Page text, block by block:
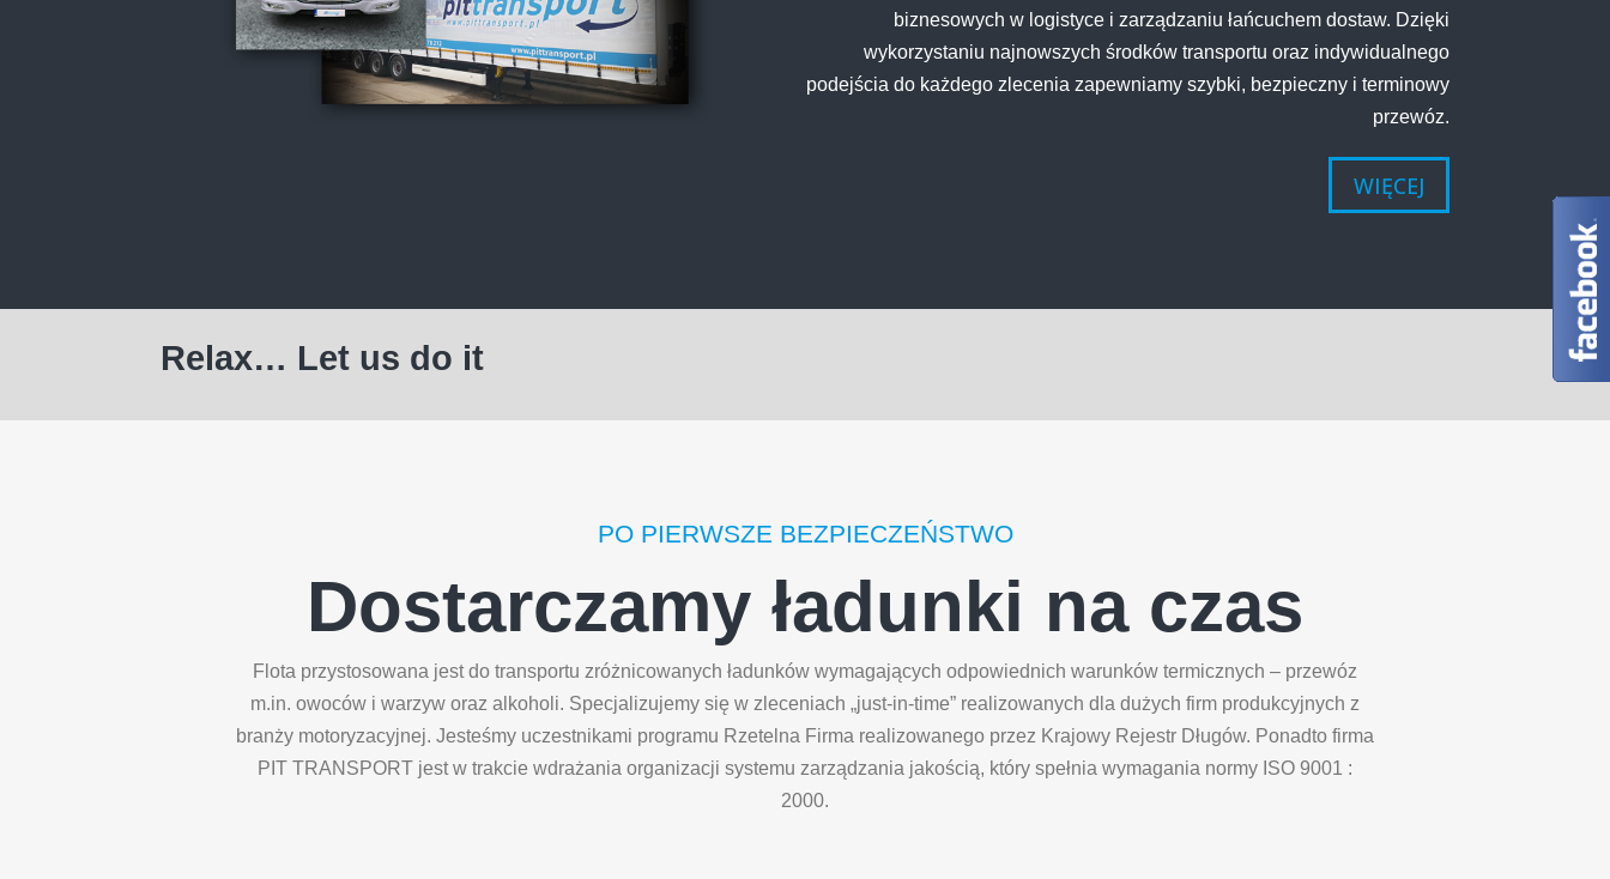
biznesowych w logistyce i zarządzaniu łańcuchem dostaw. Dzięki
wykorzystaniu najnowszych środków transportu oraz indywidualnego
podejścia do każdego zlecenia zapewniamy szybki, bezpieczny i terminowy
przewóz.
WIĘCEJ
Relax… Let us do it
PO PIERWSZE BEZPIECZEŃSTWO
Dostarczamy ładunki na czas
Flota przystosowana jest do transportu zróżnicowanych ładunków wymagających odpowiednich warunków termicznych – przewóz
m.in. owoców i warzyw oraz alkoholi. Specjalizujemy się w zleceniach „just-in-time” realizowanych dla dużych firm produkcyjnych z
branży motoryzacyjnej. Jesteśmy uczestnikami programu Rzetelna Firma realizowanego przez Krajowy Rejestr Długów. Ponadto firma
PIT TRANSPORT jest w trakcie wdrażania organizacji systemu zarządzania jakością, który spełnia wymagania normy ISO 9001 :
2000.